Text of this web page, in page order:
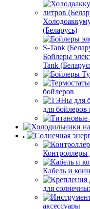
(Беларусь)
Бойлеры
Tank
бойлеров
для бойлеров
Контроллеры
Кабель и
для
аксессуары